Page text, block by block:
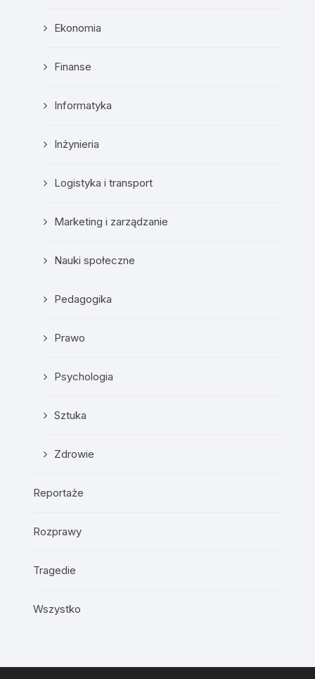
Ekonomia
Finanse
Informatyka
Inżynieria
Logistyka i transport
Marketing i zarządzanie
Nauki społeczne
Pedagogika
Prawo
Psychologia
Sztuka
Zdrowie
Reportaże
Rozprawy
Tragedie
Wszystko